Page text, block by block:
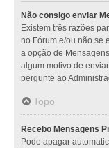
Não consigo enviar
Existem três razões
no Fórum e/ou não se
a opção de
algum motivo de
pergunte ao
Topo
Recebo Mensagens
Pode apagar